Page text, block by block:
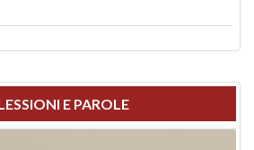
E PAROLE